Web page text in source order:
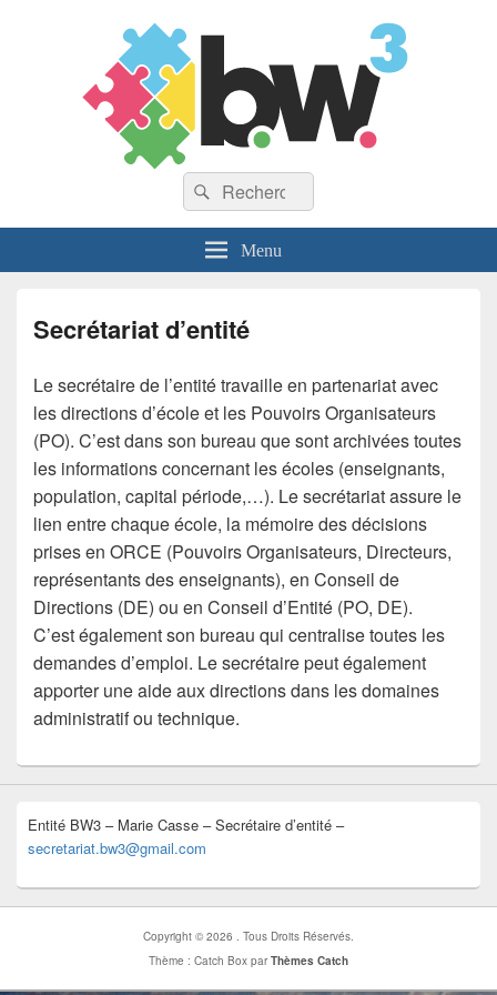
Recherche :
Rechercher
Menu
Secrétariat d’entité
Le secrétaire de l’entité travaille en partenariat avec
les directions d’école et les Pouvoirs Organisateurs
(PO). C’est dans son bureau que sont archivées toutes
les informations concernant les écoles (enseignants,
population, capital période,…). Le secrétariat assure le
lien entre chaque école, la mémoire des décisions
prises en ORCE (Pouvoirs Organisateurs, Directeurs,
représentants des enseignants), en Conseil de
Directions (DE) ou en Conseil d’Entité (PO, DE).
C’est également son bureau qui centralise toutes les
demandes d’emploi. Le secrétaire peut également
apporter une aide aux directions dans les domaines
administratif ou technique.
Entité BW3 – Marie Casse – Secrétaire d’entité –
secretariat.bw3@gmail.com
Copyright © 2026 . Tous Droits Réservés.
Thème : Catch Box parThèmes Catch